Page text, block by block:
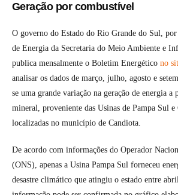
Geração por combustível
O governo do Estado do Rio Grande do Sul,
de Energia da Secretaria do Meio Ambiente e
publica mensalmente o Boletim Energético no
analisar os dados de março, julho, agosto e
se uma grande variação na geração de energia a
mineral, proveniente das Usinas de Pampa Sul
localizadas no município de Candiota.
De acordo com informações do Operador
(ONS), apenas a Usina Pampa Sul forneceu
desastre climático que atingiu o estado entre